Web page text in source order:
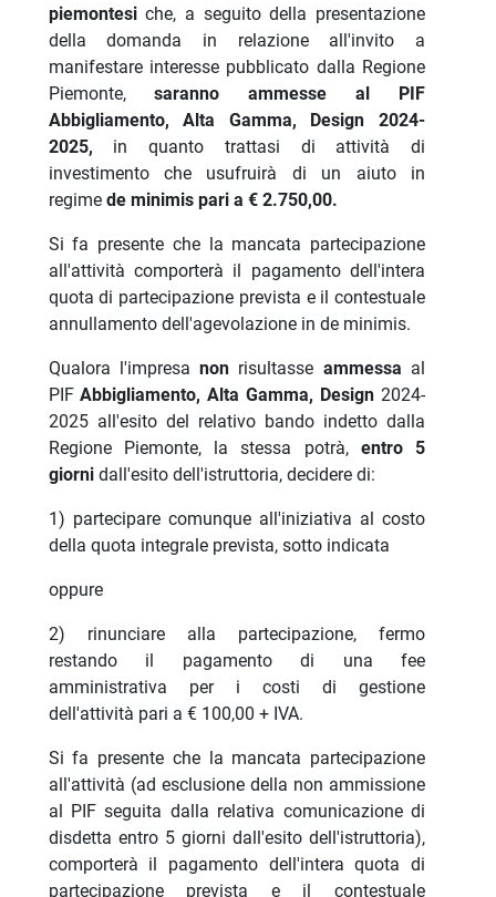
piemontesiche, a seguito della presentazione
della domanda in relazione all'invito a
manifestare interesse pubblicato dalla Regione
Piemonte,saranno ammesse al PIF
Abbigliamento, Alta Gamma, Design 2024-
2025, in quanto trattasi di attività di
investimento che usufruirà di un aiuto in
regime de minimis pari a € 2.750,00.
Si fa presente che la mancata partecipazione
all'attività comporterà il pagamento dell'intera
quota di partecipazione prevista e il contestuale
annullamento dell'agevolazione in de minimis.
Qualora l'impresanon risultasse ammessa al
PIFAbbigliamento, Alta Gamma, Design 2024-
2025 all'esito del relativo bando indetto dalla
Regione Piemonte, la stessa potrà, entro 5
giornidall'esito dell'istruttoria, decidere di:
1) partecipare comunque all'iniziativa al costo
della quota integrale prevista, sotto indicata
oppure
2) rinunciare alla partecipazione, fermo
restando il pagamento di una fee
amministrativa per i costi di gestione
dell'attività pari a € 100,00 + IVA.
Si fa presente che la mancata partecipazione
all'attività (ad esclusione della non ammissione
al PIF seguita dalla relativa comunicazione di
disdetta entro 5 giorni dall'esito dell'istruttoria),
comporterà il pagamento dell'intera quota di
partecipazione prevista e il contestuale